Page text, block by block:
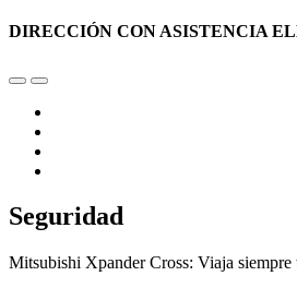
DIRECCIÓN CON ASISTENCIA
Seguridad
Mitsubishi Xpander Cross: Viaja siempre